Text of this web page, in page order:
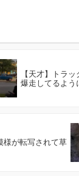
【天才】トラ
爆走してるよう
様が転写されて草